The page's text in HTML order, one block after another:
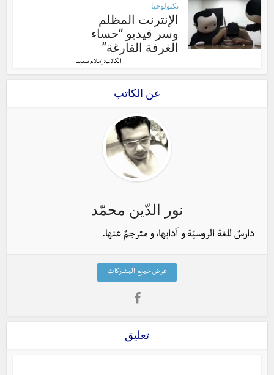
تكنولوجيا
الإنترنت المظلم
وسر فيديو “حساء
الغرفة الفارغة”
الكاتب: إسلام سعيد
عن الكاتب
نور الدّين محمّد
دارسٌ للغة الروسيّة و آدابها، و مترجمٌ عنها.
عرض جميع المشاركات
تعليق